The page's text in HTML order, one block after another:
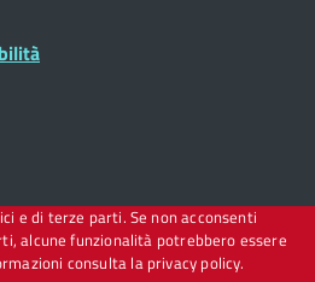
e di terze parti. Se non acconsenti
alcune funzionalità potrebbero essere
consulta la privacy policy.